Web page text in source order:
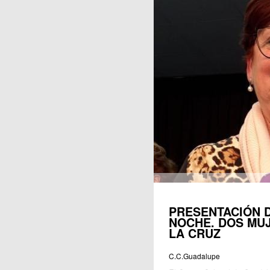
PRESENTACIÓN
NOCHE. DOS
LA CRUZ
C.C.Guadalupe